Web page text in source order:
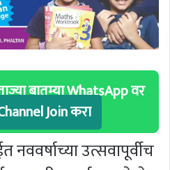
बातम्या WhatsApp वर
Join करा
नववर्षाच्या उत्सवापूर्वीच